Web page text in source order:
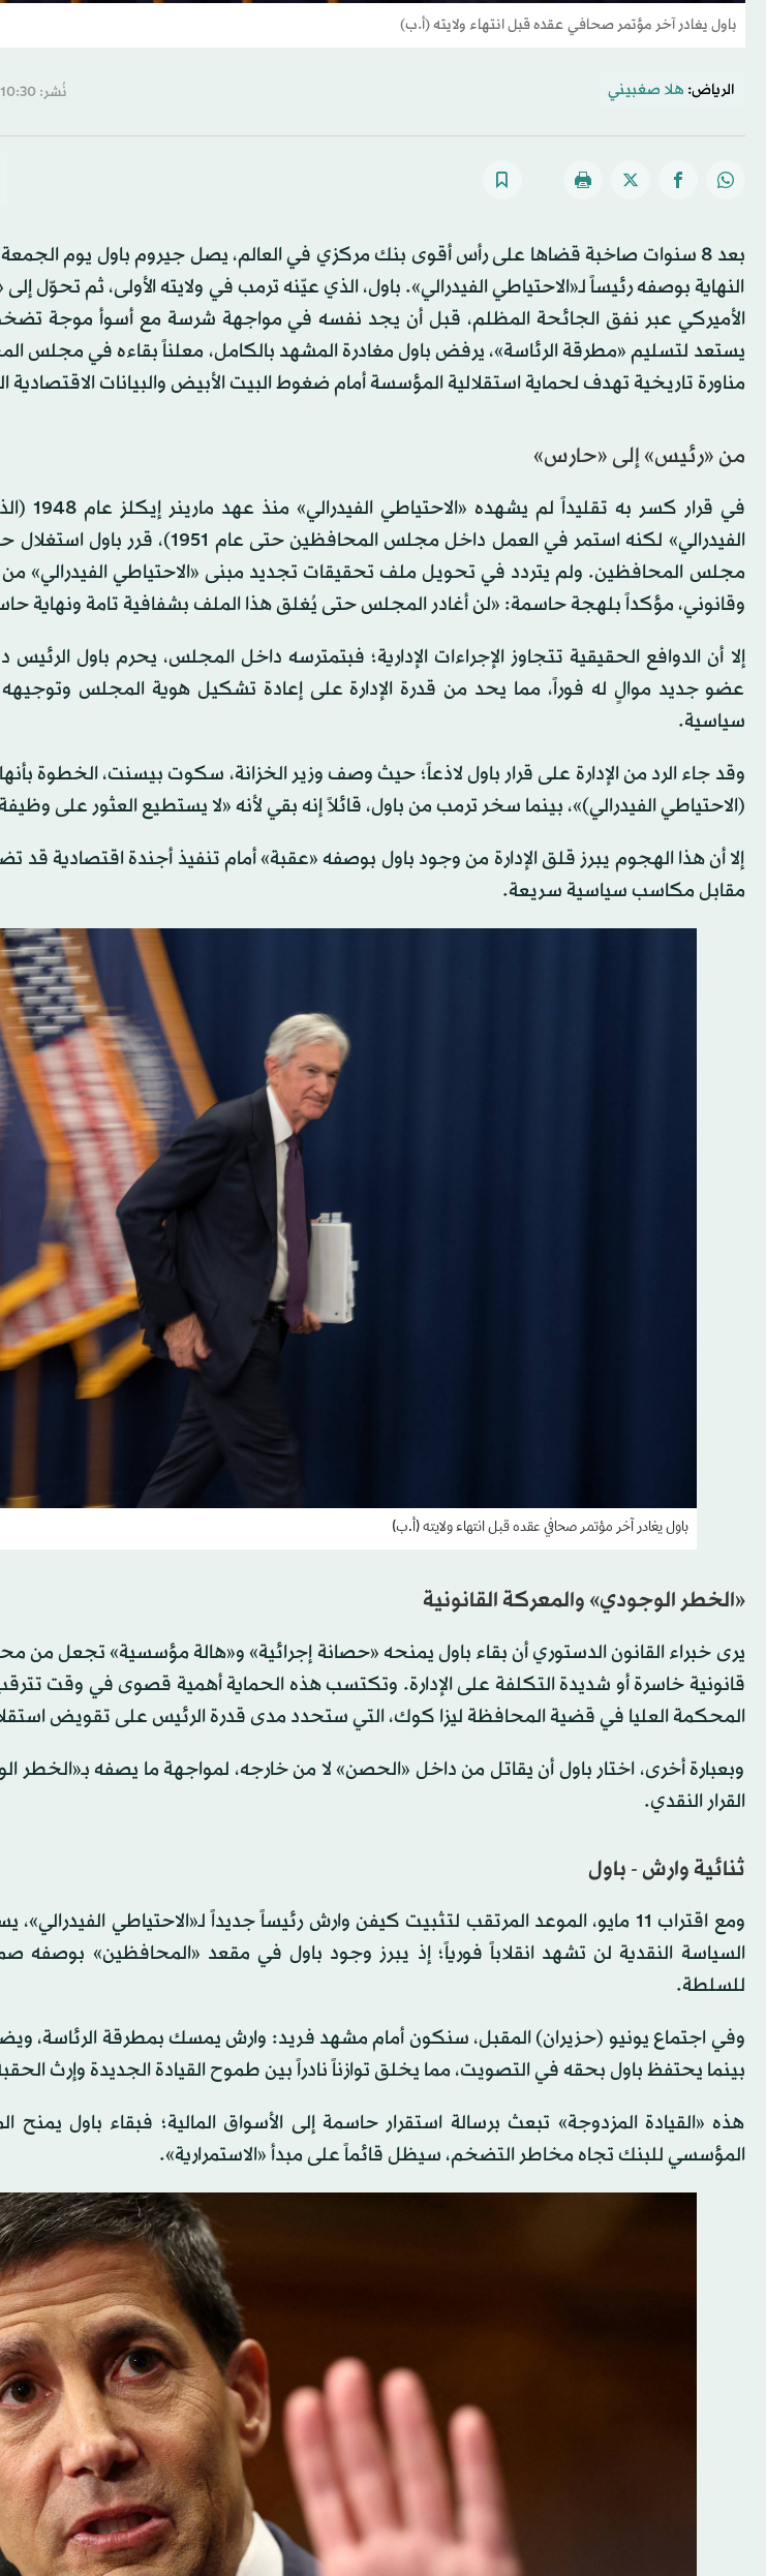
باول يغادر آخر مؤتمر صحافي عقده قبل انتهاء ولايته (أ.ب)
الرياض: هلا صغبيني نُشر: 10:30-9 مايو 2026 م ـ 23 ذو القِعدة 1447 هـ
النهاية بوصفه رئيساً لـ«الاحتياطي الفيدرالي». باول، الذي عيّنه ترمب في ولايته الأولى، ثم تحوّل
مناورة تاريخية تهدف لحماية استقلالية المؤسسة أمام ضغوط البيت الأبيض والبيانات الاقتصادية
من «رئيس» إلى «حارس»
في قرار
الفيدرالي» لكنه استمر في العمل داخل مجلس
مجلس المحافظين. ولم يتردد في تحويل ملف تحقيقات تجديد مبنى «الاحتياطي الفيدرالي»
وقانوني، مؤكداً بلهجة حاسمة: «لن أغادر المجلس حتى يُغلق هذا الملف بشفافية تامة ونهاية
إلا أن الدوافع الحقيقية تتجاوز الإجراءات الإدارية؛ فبتمترسه داخل المجلس، يحرم باول
عضو جديد موالٍ له فوراً، مما يحد من قدرة الإدارة على إعادة تشكيل هوية المجلس
سياسية.
وقد جاء الرد من الإدارة على قرار باول لاذعاً؛ حيث وصف وزير الخزانة، سكوت بيسنت، الخطوة
(الاحتياطي الفيدرالي)»، بينما سخر ترمب من باول، قائلاً إنه بقي لأنه «لا يستطيع العثور على
إلا أن هذا الهجوم يبرز قلق الإدارة من وجود باول بوصفه «عقبة» أمام تنفيذ أجندة اقتصادية قد
مقابل مكاسب سياسية سريعة.
باول يغادر آخر مؤتمر صحافي عقده قبل انتهاء ولايته (أ.ب)
«الخطر الوجودي» والمعركة القانونية
يرى خبراء القانون الدستوري أن بقاء باول يمنحه «حصانة إجرائية» و«هالة مؤسسية» تجعل من
قانونية خاسرة أو شديدة التكلفة على الإدارة. وتكتسب هذه الحماية أهمية قصوى في وقت
المحكمة العليا في قضية المحافظة ليزا كوك، التي ستحدد مدى قدرة الرئيس على تقويض
وبعبارة أخرى، اختار باول أن يقاتل من داخل «الحصن» لا من خارجه، لمواجهة ما يصفه بـ«الخطر
القرار النقدي.
ثنائية وارش - باول
ومع اقتراب 11 مايو، الموعد المرتقب لتثبيت كيفن وارش رئيساً جديداً لـ«الاحتياطي
السياسة النقدية لن تشهد انقلاباً فورياً؛ إذ يبرز وجود باول في مقعد «المحافظين» بوصفه
للسلطة.
وفي اجتماع يونيو (حزيران) المقبل، سنكون أمام مشهد فريد: وارش يمسك بمطرقة الرئاسة، ويضع
بينما يحتفظ باول بحقه في التصويت، مما يخلق توازناً نادراً بين طموح القيادة الجديدة وإرث
هذه «القيادة المزدوجة» تبعث برسالة استقرار حاسمة إلى الأسواق المالية؛ فبقاء باول
المؤسسي للبنك تجاه مخاطر التضخم، سيظل قائماً على مبدأ «الاستمرارية».